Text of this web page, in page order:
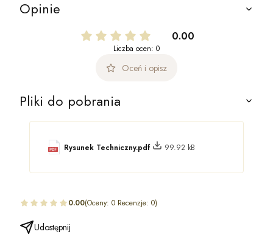
Opinie
0.00
Liczba ocen: 0
Oceń i opisz
Pliki do pobrania
Rysunek Techniczny.pdf 99.92 kB
0.00(Oceny: 0 Recenzje: 0)
Udostępnij